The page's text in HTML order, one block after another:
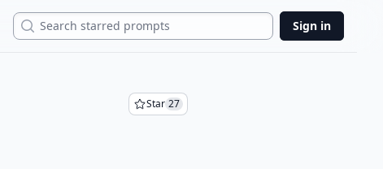
Search Sign in
Star 27